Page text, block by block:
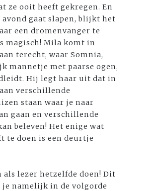
ze ooit heeft gekregen. En
avond gaat slapen, blijkt het
een dromenvanger te
magisch! Mila komt in
terecht, waar Somnia,
mannetje met paarse ogen,
Hij legt haar uit dat in
verschillende
staan waar je naar
gaan en verschillende
beleven! Het enige wat
te doen is een deurtje
als lezer hetzelfde doen! Dit
je namelijk in de volgorde